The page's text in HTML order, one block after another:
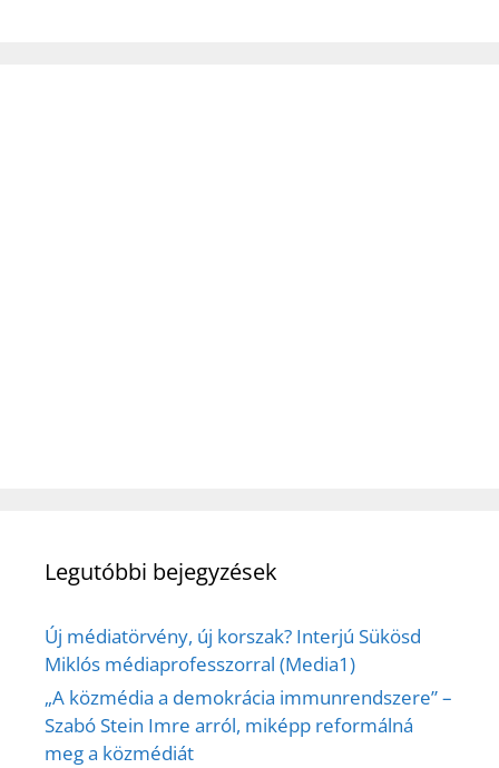
Legutóbbi bejegyzések
Új médiatörvény, új korszak? Interjú Sükösd
Miklós médiaprofesszorral (Media1)
„A közmédia a demokrácia immunrendszere” –
Szabó Stein Imre arról, miképp reformálná
meg a közmédiát